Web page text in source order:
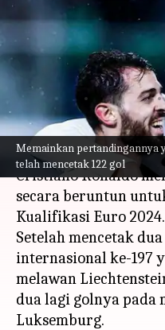
Memainkan pertandingannya
telah mencetak 122 gol
brace kedua
untuk
utama
menulis Bob Mar 28, 2023
Apa ceritanya
Cristiano Ronaldo
secara beruntun
Kualifikasi Euro 2024.
Setelah mencetak
internasional ke-197
melawan
dua lagi golnya pada
Luksemburg.